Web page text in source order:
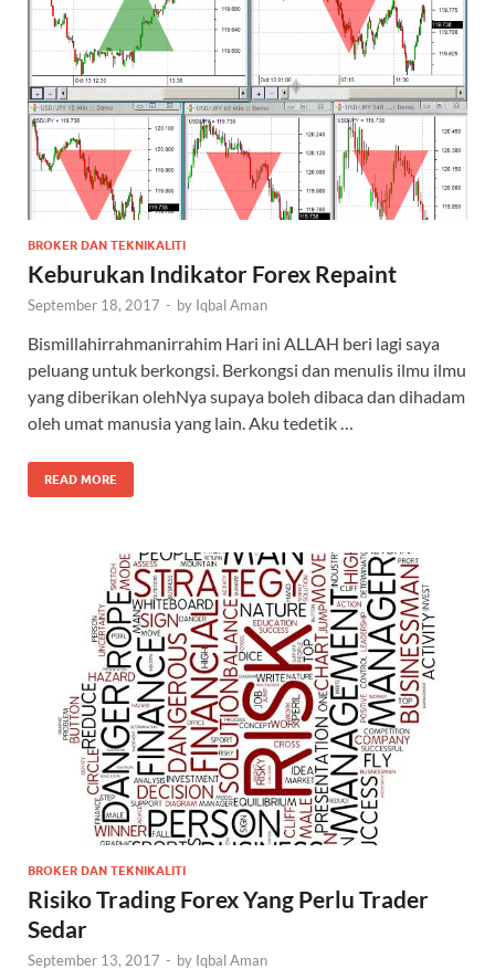
BROKER DAN TEKNIKALITI
Keburukan Indikator Forex Repaint
September 18, 2017 - by Iqbal Aman
Bismillahirrahmanirrahim Hari ini ALLAH beri lagi saya
peluang untuk berkongsi. Berkongsi dan menulis ilmu ilmu
yang diberikan olehNya supaya boleh dibaca dan dihadam
oleh umat manusia yang lain. Aku tedetik …
READ MORE
BROKER DAN TEKNIKALITI
Risiko Trading Forex Yang Perlu Trader
Sedar
September 13, 2017 - by Iqbal Aman